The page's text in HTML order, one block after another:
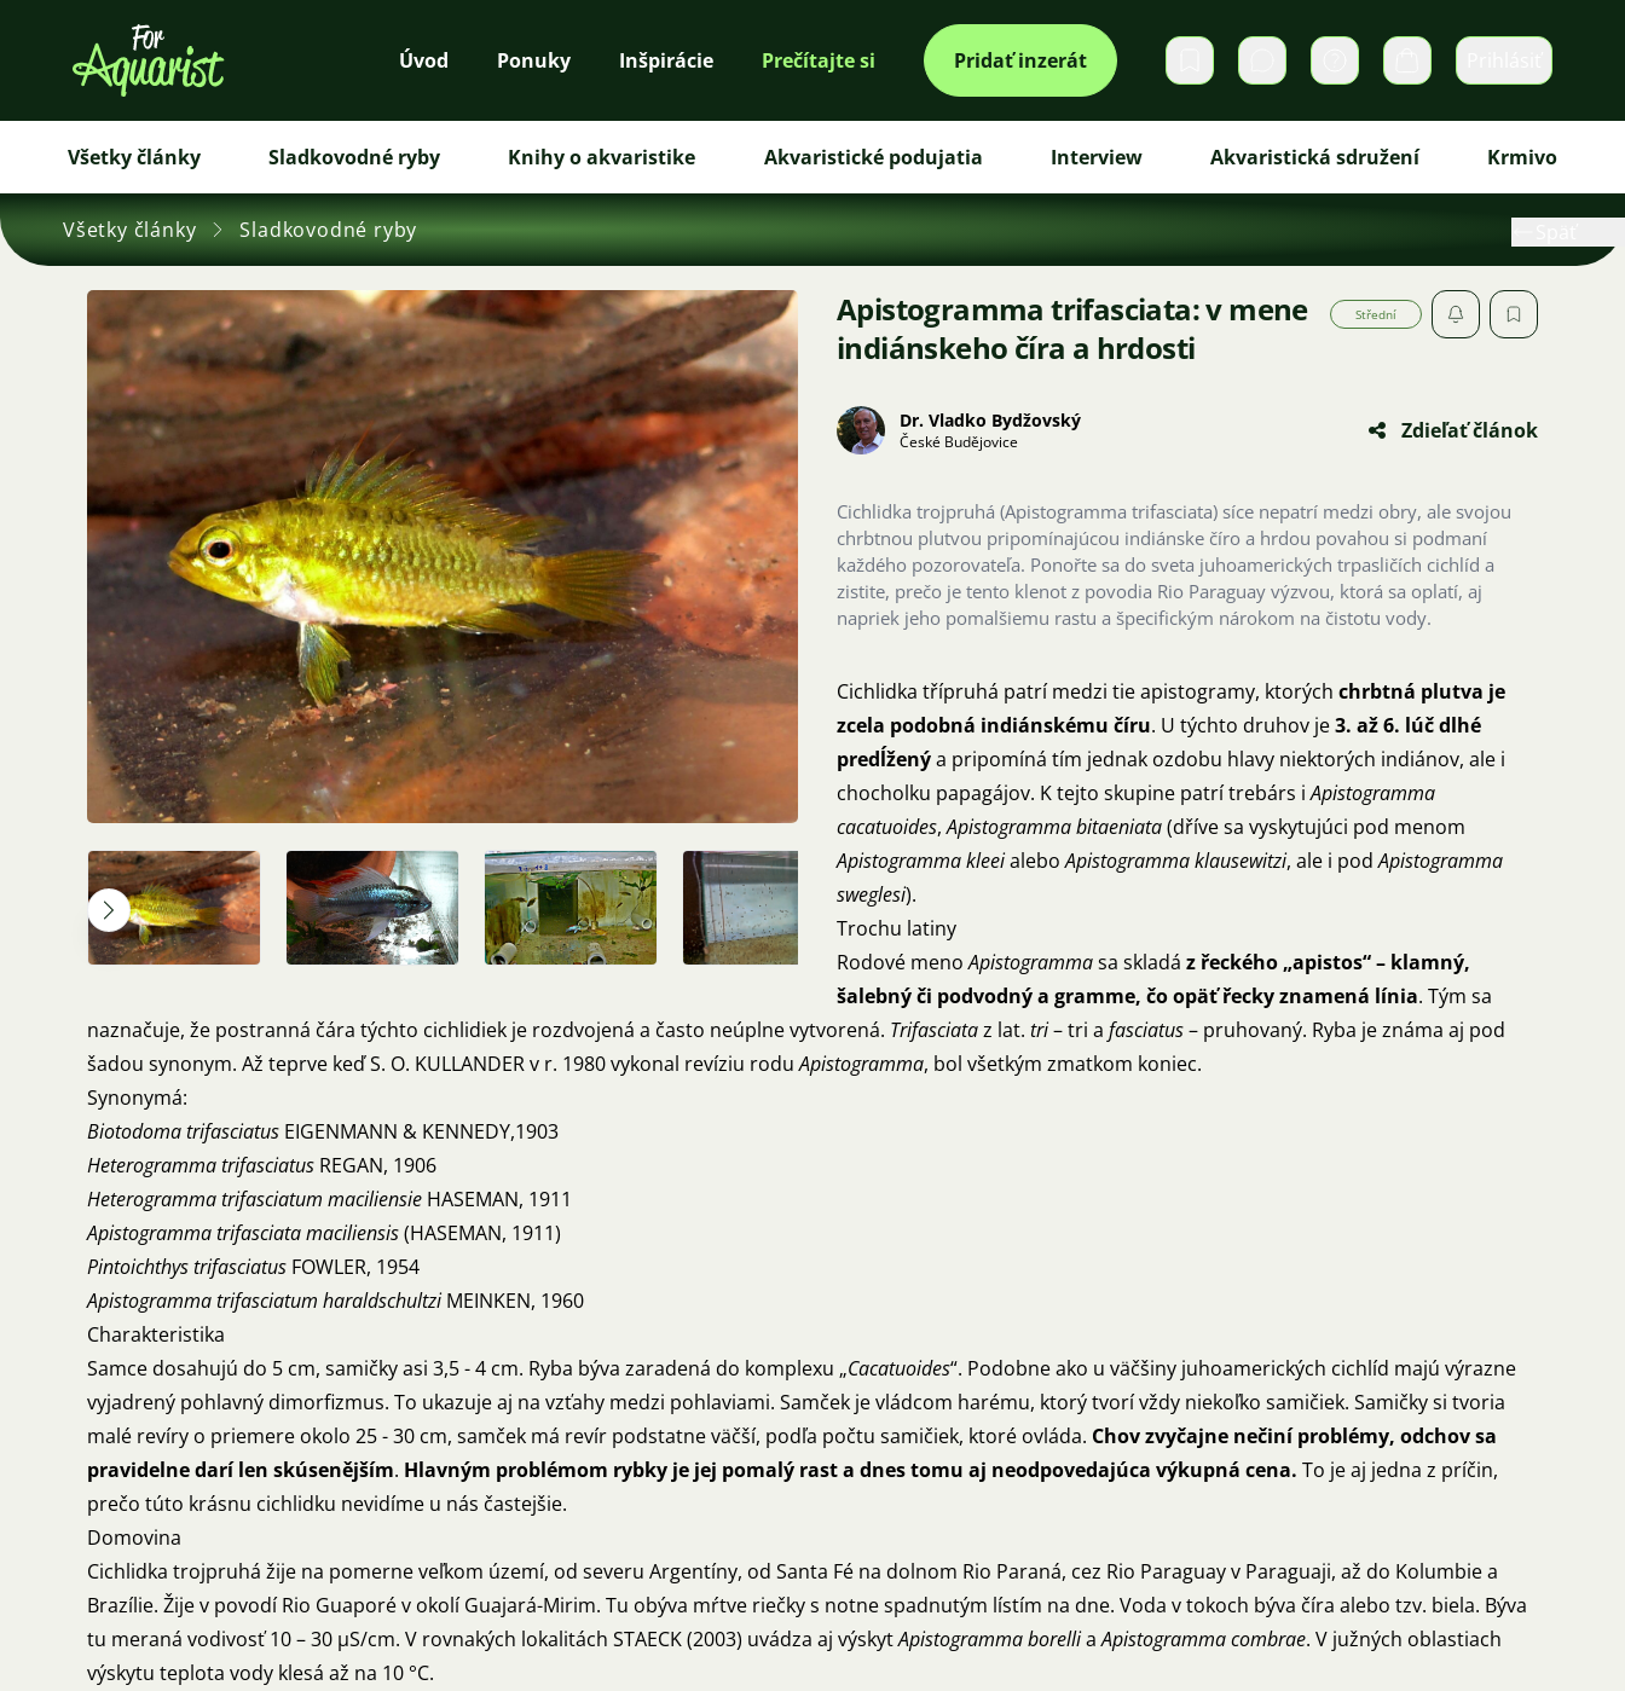
Úvod Ponuky Inšpirácie Prečítajte si Pridať inzerát Súkromné správy Košík
Všetky články Sladkovodné ryby Knihy o akvaristike Akvaristické podujatia Interview Akvaristická sdružení Krmivo
Všetky články Sladkovodné ryby
Apistogramma trifasciata: v mene
indiánskeho číra a hrdosti
Střední
Dr. Vladko Bydžovský
České Budějovice Zdieľať článok
Cichlidka trojpruhá (Apistogramma trifasciata) síce nepatrí medzi obry, ale svojou
chrbtnou plutvou pripomínajúcou indiánske číro a hrdou povahou si podmaní
každého pozorovateľa. Ponořte sa do sveta juhoamerických trpasličích cichlíd a
zistite, prečo je tento klenot z povodia Rio Paraguay výzvou, ktorá sa oplatí, aj
napriek jeho pomalšiemu rastu a špecifickým nárokom na čistotu vody.
Cichlidka třípruhá patrí medzi tie apistogramy, ktorých chrbtná plutva je
zcela podobná indiánskému číru. U týchto druhov je3. až 6. lúč dlhé
predĺženýa pripomíná tím jednak ozdobu hlavy niektorých indiánov, ale i
chocholku papagájov. K tejto skupine patrí trebárs iApistogramma
cacatuoides,Apistogramma bitaeniata(dříve sa vyskytujúci pod menom
Apistogramma kleeialeboApistogramma klausewitzi, ale i podApistogramma
sweglesi).
Trochu latiny
Rodové menoApistogrammasa skladá z řeckého „apistos“ – klamný,
šalebný či podvodný a gramme, čo opäť řecky znamená línia. Tým sa
naznačuje, že postranná čára týchto cichlidiek je rozdvojená a často neúplne vytvorená. Trifasciataz lat. tri– tri a fasciatus– pruhovaný. Ryba je známa aj pod
šadou synonym. Až teprve keď S. O. KULLANDER v r. 1980 vykonal revíziu roduApistogramma, bol všetkým zmatkom koniec.
Synonymá:
Biotodoma trifasciatus EIGENMANN & KENNEDY,1903
Heterogramma trifasciatus REGAN, 1906
Heterogramma trifasciatum maciliensie HASEMAN, 1911
Apistogramma trifasciata maciliensis(HASEMAN, 1911)
Pintoichthys trifasciatus FOWLER, 1954
Apistogramma trifasciatum haraldschultziMEINKEN, 1960
Charakteristika
Samce dosahujú do 5 cm, samičky asi 3,5 - 4 cm. Ryba býva zaradená do komplexu „Cacatuoides“. Podobne ako u väčšiny juhoamerických cichlíd majú výrazne
vyjadrený pohlavný dimorfizmus. To ukazuje aj na vzťahy medzi pohlaviami. Samček je vládcom harému, ktorý tvorí vždy niekoľko samičiek. Samičky si tvoria
malé revíry o priemere okolo 25 - 30 cm, samček má revír podstatne väčší, podľa počtu samičiek, ktoré ovláda. Chov zvyčajne nečiní problémy, odchov sa
pravidelne darí len skúsenějším. Hlavným problémom rybky je jej pomalý rast a dnes tomu aj neodpovedajúca výkupná cena. To je aj jedna z príčin,
prečo túto krásnu cichlidku nevidíme u nás častejšie.
Domovina
Cichlidka trojpruhá žije na pomerne veľkom území, od severu Argentíny, od Santa Fé na dolnom Rio Paraná, cez Rio Paraguay v Paraguaji, až do Kolumbie a
Brazílie. Žije v povodí Rio Guaporé v okolí Guajará-Mirim. Tu obýva mŕtve riečky s notne spadnutým lístím na dne. Voda v tokoch býva číra alebo tzv. biela. Býva
tu meraná vodivosť 10 – 30 µS/cm. V rovnakých lokalitách STAECK (2003) uvádza aj výskytApistogramma borelliaApistogramma combrae. V južných oblastiach
výskytu teplota vody klesá až na 10 °C.